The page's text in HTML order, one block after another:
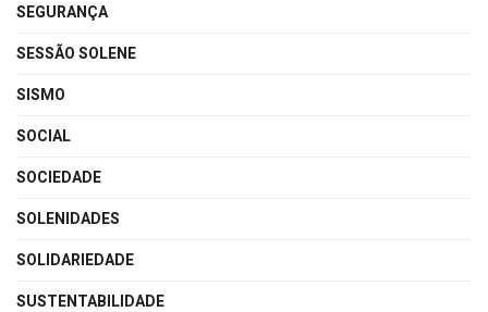
SEGURANÇA
SESSÃO SOLENE
SISMO
SOCIAL
SOCIEDADE
SOLENIDADES
SOLIDARIEDADE
SUSTENTABILIDADE